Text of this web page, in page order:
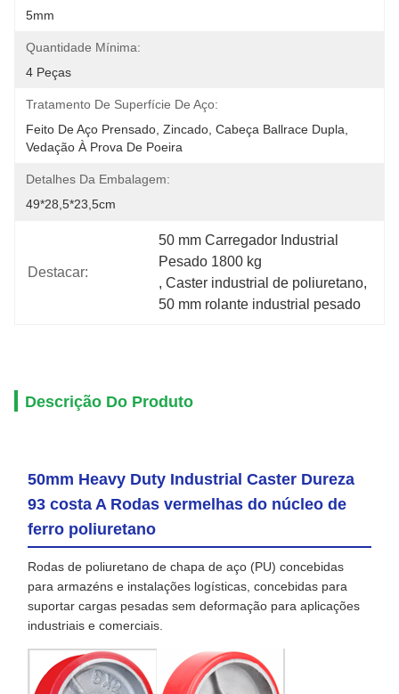
5mm
Quantidade Mínima:
4 Peças
Tratamento De Superfície De Aço:
Feito De Aço Prensado, Zincado, Cabeça Ballrace Dupla,
Vedação À Prova De Poeira
Detalhes Da Embalagem:
49*28,5*23,5cm
Destacar:
50 mm Carregador Industrial
Pesado 1800 kg
, Caster industrial de poliuretano
50 mm rolante industrial pesado
Descrição Do Produto
50mm Heavy Duty Industrial Caster Dureza
93 costa A Rodas vermelhas do núcleo de
ferro poliuretano
Rodas de poliuretano de chapa de aço (PU) concebidas
para armazéns e instalações logísticas, concebidas para
suportar cargas pesadas sem deformação para aplicações
industriais e comerciais.